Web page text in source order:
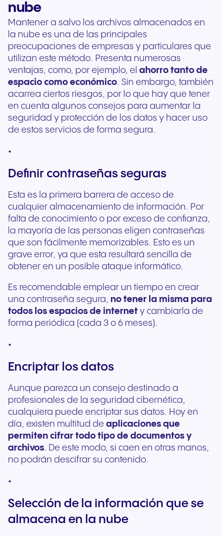
nube
Mantener a salvo los archivos almacenados en
la nube es una de las principales
preocupaciones de empresas y particulares que
utilizan este método. Presenta numerosas
ventajas, como, por ejemplo, el ahorro tanto de
espacio como económico. Sin embargo, también
acarrea ciertos riesgos, por lo que hay que tener
en cuenta algunos consejos para aumentar la
seguridad y protección de los datos y hacer uso
de estos servicios de forma segura.
Definir contraseñas seguras
Esta es la primera barrera de acceso de
cualquier almacenamiento de información. Por
falta de conocimiento o por exceso de confianza,
la mayoría de las personas eligen contraseñas
que son fácilmente memorizables. Esto es un
grave error, ya que esta resultará sencilla de
obtener en un posible ataque informático.
Es recomendable emplear un tiempo en crear
una contraseña segura, no tener la misma para
todos los espacios de internet y cambiarla de
forma periódica (cada 3 o 6 meses).
Encriptar los datos
Aunque parezca un consejo destinado a
profesionales de la seguridad cibernética,
cualquiera puede encriptar sus datos. Hoy en
día, existen multitud de aplicaciones que
permiten cifrar todo tipo de documentos y
archivos. De este modo, si caen en otras manos,
no podrán descifrar su contenido.
Selección de la información que se
almacena en la nube